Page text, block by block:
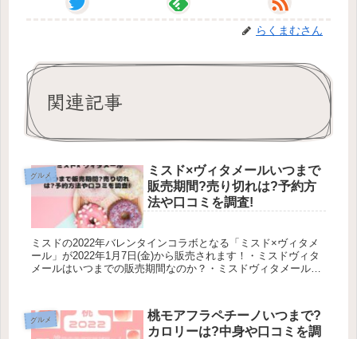
らくまむさん
関連記事
グルメ
ミスド×ヴィタメールいつまで
販売期間?売り切れは?予約方
法や口コミを調査!
ミスドの2022年バレンタインコラボとなる「ミスド×ヴィタメ
ール」が2022年1月7日(金)から販売されます！・ミスドヴィタ
メールはいつまでの販売期間なのか？・ミスドヴィタメールは
グルメ
桃モアフラペチーノいつまで?
カロリーは?中身や口コミを調